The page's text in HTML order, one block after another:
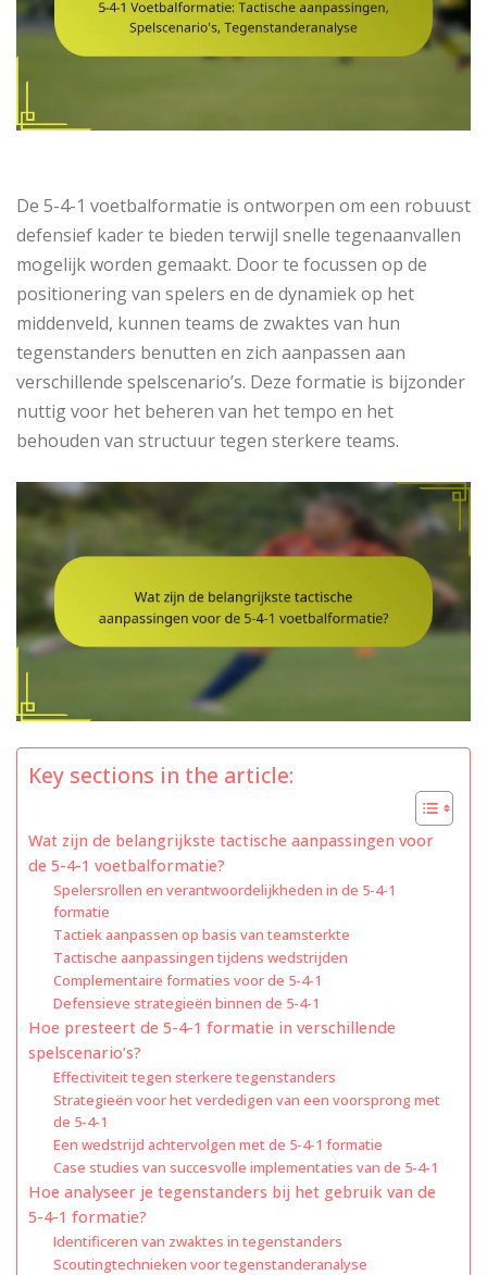
De 5-4-1 voetbalformatie is ontworpen om een robuust
defensief kader te bieden terwijl snelle tegenaanvallen
mogelijk worden gemaakt. Door te focussen op de
positionering van spelers en de dynamiek op het
middenveld, kunnen teams de zwaktes van hun
tegenstanders benutten en zich aanpassen aan
verschillende spelscenario’s. Deze formatie is bijzonder
nuttig voor het beheren van het tempo en het
behouden van structuur tegen sterkere teams.
Key sections in the article:
Wat zijn de belangrijkste tactische aanpassingen voor
de 5-4-1 voetbalformatie?
Spelersrollen en verantwoordelijkheden in de 5-4-1
formatie
Tactiek aanpassen op basis van teamsterkte
Tactische aanpassingen tijdens wedstrijden
Complementaire formaties voor de 5-4-1
Defensieve strategieën binnen de 5-4-1
Hoe presteert de 5-4-1 formatie in verschillende
spelscenario’s?
Effectiviteit tegen sterkere tegenstanders
Strategieën voor het verdedigen van een voorsprong met
de 5-4-1
Een wedstrijd achtervolgen met de 5-4-1 formatie
Case studies van succesvolle implementaties van de 5-4-1
Hoe analyseer je tegenstanders bij het gebruik van de
5-4-1 formatie?
Identificeren van zwaktes in tegenstanders
Scoutingtechnieken voor tegenstanderanalyse